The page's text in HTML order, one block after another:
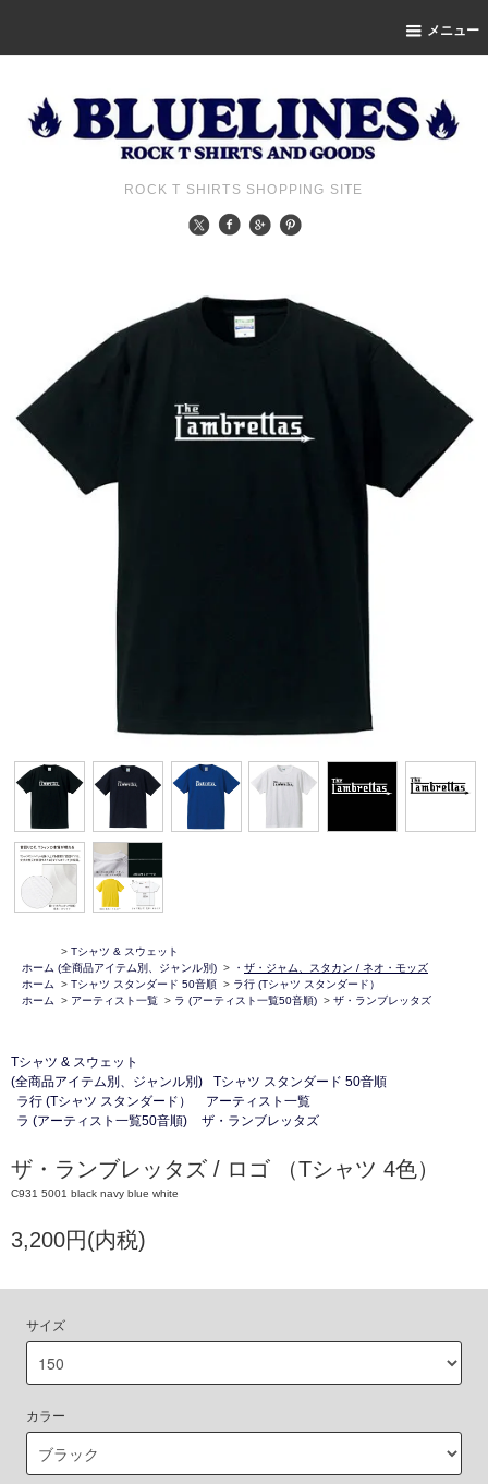
メニュー
ROCK T SHIRTS SHOPPING SITE
ホーム
> Tシャツ & スウェット
(全商品アイテム別、ジャンル別) > ・ ザ・ジャム、スタカン / ネオ・モッズ
ホーム
> Tシャツ スタンダード 50音順 > ラ行 (Tシャツ スタンダード）
ホーム
> アーティスト一覧 > ラ (アーティスト一覧50音順) > ザ・ランブレッタズ
Tシャツ & スウェット
(全商品アイテム別、ジャンル別)
Tシャツ スタンダード 50音順
ラ行 (Tシャツ スタンダード）
アーティスト一覧
ラ (アーティスト一覧50音順)
ザ・ランブレッタズ
ザ・ランブレッタズ / ロゴ （Tシャツ 4色）
C931 5001 black navy blue white
3,200円(内税)
サイズ
カラー